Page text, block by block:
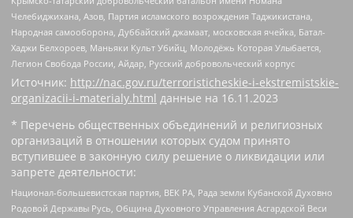
Челебиджихана, Азов, Партия исламского возрождения Таджикистана,
Народная самооборона, Дуббайский джамаат, московская ячейка, Батал-
Хаджи Белхороев, Маньяки Культ Убийц, Молодёжь Которая Улыбается,
Легион Свобода России, Айдар, Русский добровольческий корпус
Источник: http://nac.gov.ru/terroristicheskie-i-ekstremistskie-
organizacii-i-materialy.html данные на 16.11.2023
* Перечень общественных объединений и религиозных
организаций в отношении которых судом принято
вступившее в законную силу решение о ликвидации или
запрете деятельности:
Национал-большевистская партия, ВЕК РА, Рада земли Кубанской Духовно
Родовой Державы Русь, Община Духовного Управления Асгардской Веси